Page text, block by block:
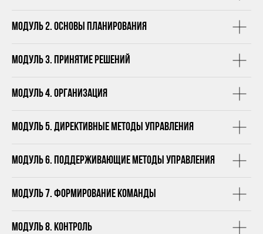
Модуль 2. Основы планирования
Модуль 3. Принятие решений
Модуль 4. Организация
Модуль 5. Директивные методы управления
Модуль 6. Поддерживающие методы управления
Модуль 7. Формирование команды
Модуль 8. Контроль